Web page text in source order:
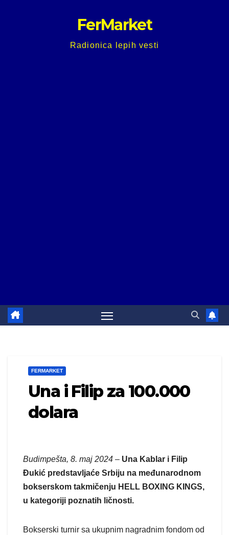
FerMarket
Radionica lepih vesti
FERMARKET
Una i Filip za 100.000
dolara
Budimpešta, 8. maj 2024 – Una Kablar i Filip
Đukić predstavljaće Srbiju na međunarodnom
bokserskom takmičenju HELL BOXING KINGS,
u kategoriji poznatih ličnosti.
Bokserski turnir sa ukupnim nagradnim fondom od